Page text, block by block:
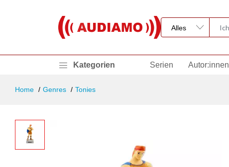
Kategorien Serien Autor:innen
Home Genres Tonies